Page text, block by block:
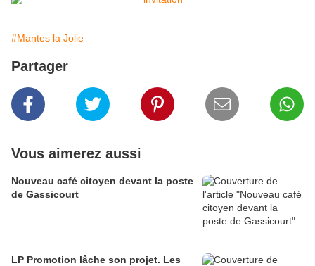
#Mantes la Jolie
Partager
Vous aimerez aussi
Nouveau café citoyen devant la poste
de Gassicourt
LP Promotion lâche son projet. Les